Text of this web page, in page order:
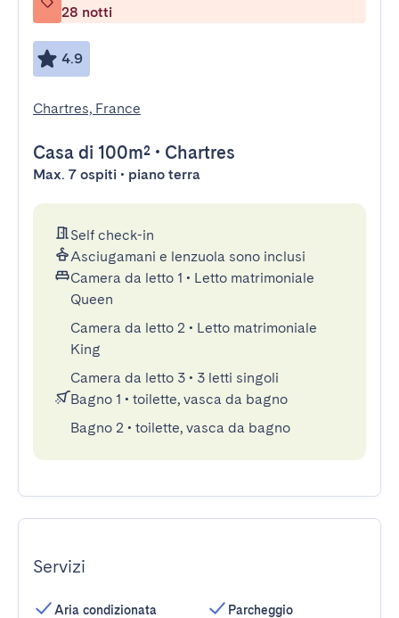
28 notti
4.9
Chartres, France
Casa di 100m² • Chartres
Max. 7 ospiti • piano terra
Self check-in
Asciugamani e lenzuola sono inclusi
Camera da letto 1 • Letto matrimoniale
Queen
Camera da letto 2 • Letto matrimoniale
King
Camera da letto 3 • 3 letti singoli
Bagno 1 • toilette, vasca da bagno
Bagno 2 • toilette, vasca da bagno
Servizi
Aria condizionata
Parcheggio